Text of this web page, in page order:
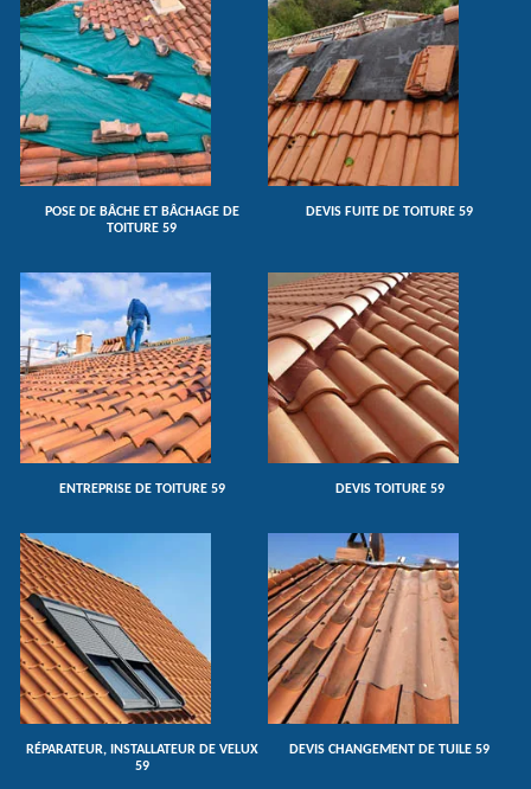
POSE DE BÂCHE ET BÂCHAGE DE
TOITURE 59
DEVIS FUITE DE TOITURE 59
ENTREPRISE DE TOITURE 59 DEVIS TOITURE 59
RÉPARATEUR, INSTALLATEUR DE VELUX
59
DEVIS CHANGEMENT DE TUILE 59